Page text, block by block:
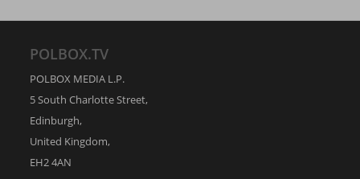
POLBOX.TV
POLBOX MEDIA L.P.
5 South Charlotte Street,
Edinburgh,
United Kingdom,
EH2 4AN